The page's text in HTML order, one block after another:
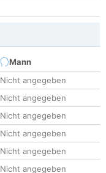
Mann
Nicht angegeben
Nicht angegeben
Nicht angegeben
Nicht angegeben
Nicht angegeben
Nicht angegeben